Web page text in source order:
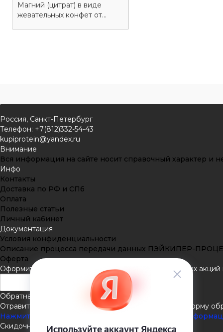
Магний (цитрат) в виде
жевательных конфет от...
Россия, Санкт-Петербург
Телефон: +7(812)332-54-43
kupiprotein@yandex.ru
Внимание
Вся информация на сайте носит справочный характер и
Инфо
Контакты
Доставка по РФ и СПб
Оплата
Полезные статьи
Личный кабинет
Документация
Условия конфиденциальности
Описание процесса передачи данных ПЭЙКИПЕР-
Оферта
Оформить подписку
Подпишитесь на рассылку наших
Обратная связь
Отравить нам сообщение или задать вопрос через форму
Нажмите здесь для получения дополнительной
Скидочная система